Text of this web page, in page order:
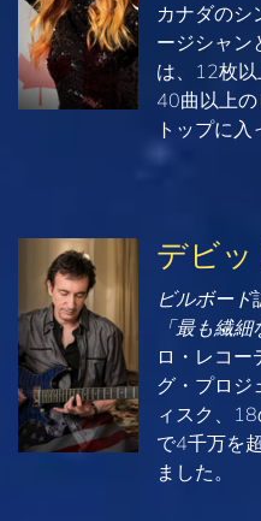
カナダのシ
ージシャン
は、12枚以
40曲以上
トップに入
デビ
ビルボード
「最も繊細
ロ・レコー
グ・プロジ
ィスク、
で4千万を
ました。